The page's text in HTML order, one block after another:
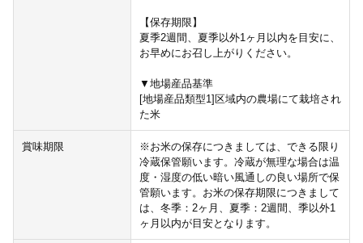
【保存期限】
夏季2週間、夏季以外1ヶ月以内を目安に、
お早めにお召し上がりください。
▼地場産品基準
[地場産品類型1]区域内の農場にて栽培され
た米
賞味期限
※お米の保存につきましては、できる限り
冷蔵保管願います。冷蔵が無理な場合は温
度・湿度の低い暗い風通しの良い場所で保
管願います。お米の保存期限につきまして
は、冬季：2ヶ月、夏季：2週間、季以外1
ヶ月以内が目安となります。